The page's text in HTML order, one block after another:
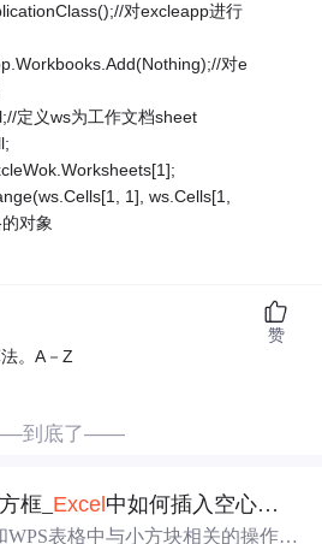
对excleapp进行
对e
定义ws为工作文档sheet
1], ws.Cells[1,
对象
。A－Z
赞
到底了——
框_ Excel 中如何插入空心小方块和实心小方块的
WPS表格中与小方块相关的操作。